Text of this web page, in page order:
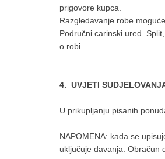
prigovore kupca.
Razgledavanje robe
Područni carinski ured
o robi.
4. UVJETI
U prikupljanju pisanih
NAPOMENA: kada se
uključuje davanja. Obračun